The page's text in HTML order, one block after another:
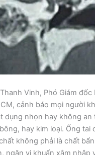
Vinh, Phó Giám đốc
cảnh báo mọi người
dụng nhọn hay không an
hay kim loại. Ống tai
không phải là chất
ngăn vi khuẩn xâm nhập